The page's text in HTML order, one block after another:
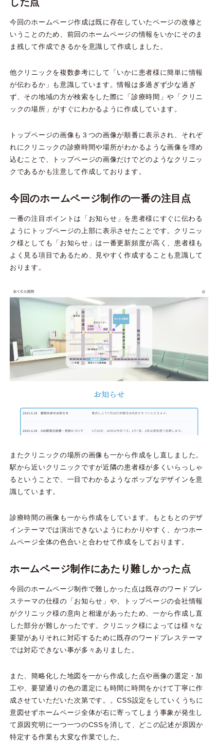
今回のホームページ作成は既に存在していたページの改修と
いうことのため、 前回のホームページの情報をいかにそのま
ま残して作成できるかを意識して作成しました。
他クリニックを複数参考にして「いかに患者様に簡単に情報
が伝わるか」も意識しています。情報は多過ぎず少な過ぎ
ず、その地域の方が検索をした際に「診療時間」や「クリニ
ックの場所」がすぐにわかるように作成しています。
トップページの画像も３つの画像が順番に表示され、それぞ
れにクリニックの診療時間や場所がわかるような画像を埋め
込むことで、トップページの画像だけでどのようなクリニッ
クであるかも注意して作成しております。
今回のホームページ制作の一番の注目点
一番の注目ポイントは
「お知らせ」を患者様にすぐに伝わる
ようにトップページの上部に表示させたこと です。クリニッ
ク様としても「お知らせ」は一番更新頻度が高く、患者様も
よく見る項目であるため、見やすく作成することも意識して
おります。
またクリニックの場所の画像も一から作成をし直しました。
駅から近いクリニックですが近隣の患者様が多くいらっしゃ
るということで、一目でわかるようなポップなデザインを意
識しています。
診療時間の画像も一から作成をしています。もともとのデザ
インテーマでは演出できないようにわかりやすく、かつホー
ムページ全体の色合いと合わせて作成をしております。
ホームページ制作にあたり難しかった点
今回のホームページ制作で難しかった点は既存のワードプレ
ステーマの仕様の「お知らせ」や、トップページの会社情報
がクリニック様の意向と相違があったため、一から作成し直
した部分が難しかったです。クリニック様によっては様々な
要望がありそれに対応するために既存のワードプレステーマ
では対応できない事が多々ありました。
また、簡略化した地図を一から作成した点や画像の選定・加
工や、要望通りの色の選定にも時間に時間をかけて丁寧に作
成させていただいた次第です。。CSS設定をしていくうちに
意図せずホームページ全体が右に寄ってしまう事象が発生し
て原因究明に一つ一つのCSSを消して、どこの記述が原因か
特定する作業も大変な作業でした。